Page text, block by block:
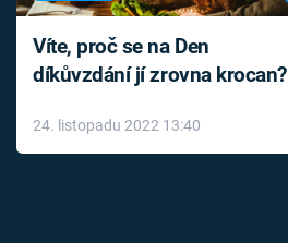
Víte, proč se na Den
díkůvzdání jí zrovna krocan?
24. listopadu 2022 13:40